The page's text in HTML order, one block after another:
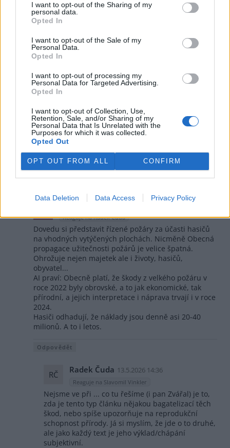
I want to opt-out of the Sharing of my
personal data.
Opted In
I want to opt-out of the Sale of my
Personal Data.
Opted In
I want to opt-out of processing my
Personal Data for Targeted Advertising.
Opted In
I want to opt-out of Collection, Use,
Retention, Sale, and/or Sharing of my
Personal Data that Is Unrelated with the
Purposes for which it was collected.
Opted Out
OPT OUT FROM ALL CONFIRM
Data Deletion Data Access Privacy Policy
proto, aby je kdejaký ňouma "úkoloval"...
RČ Radek Čuda
Tak pokud jde o ty pošuky se sirkama, tam je
myslím celkem jedno, jak se bude v rámci diskuzí
... více či méně odborných ... prezentovat. Prostě
pomůže buď léčba (aspoň občas a do jisté míry),
nebo nic.
Tihle jedinci jsou v lepším případě schopni tak
max řešit jaká je šance, aby je nechytli ... a i to jen
ti méně postižení.
Slavomil Vinkler
Reaguje na Radek Čuda
Dovedu si představit řízené požáry za účasti hasičů
na vhodných vytýčených plochách. Nicměně Obecná
propagace užitečnosti požárů je velice špatná.
Ohrožuje nejen majetek ale i životy, hasičů,
obyvatel...
AI praví: Obecně platí, že škody z velkého požáru v
roce 2022 byly obrovské, a to jak ekonomické, tak
přírodní, a jejich interpretace i náprava trvají i v roce
2024.
Hasiči odhadují, že náklady jsou denně asi 20-40
milionů. A to i letos.
Odpovědět
RČ Radek Čuda 13.5.2026 14:36
Reaguje na Slavomil Vinkler
Nejsme ve při ... co tu řešíme (i pan Zvářal) je to,
zda je tento typ článku nějakou bagatelizací těch
škod, nebo spíše upozorňuje na reprodukční
schopnost přírody. Já si myslím, že jde o to druhé,
ale jako každý text je jeho výklad/chápání
subjektivní.